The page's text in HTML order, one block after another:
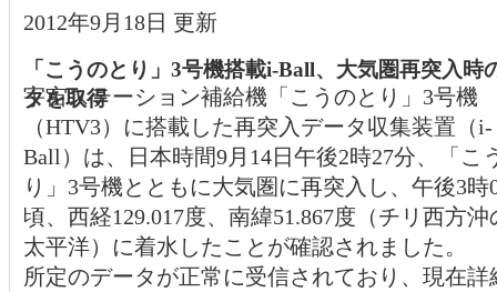
2012年9月18日 更新
「こうのとり」3号機搭載i-Ball、大気圏再突入時
タを取得
宇宙ステーション補給機「こうのとり」3号機
（HTV3）に搭載した再突入データ収集装置（i-
Ball）は、日本時間9月14日午後2時27分、「こ
り」3号機とともに大気圏に再突入し、午後3時
頃、西経129.017度、南緯51.867度（チリ西方沖
太平洋）に着水したことが確認されました。
所定のデータが正常に受信されており、現在詳